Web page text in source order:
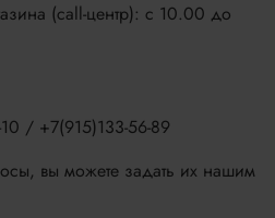
(call-центр): с 10.00 до
/ +7(915)133-56-89
вы можете задать их нашим